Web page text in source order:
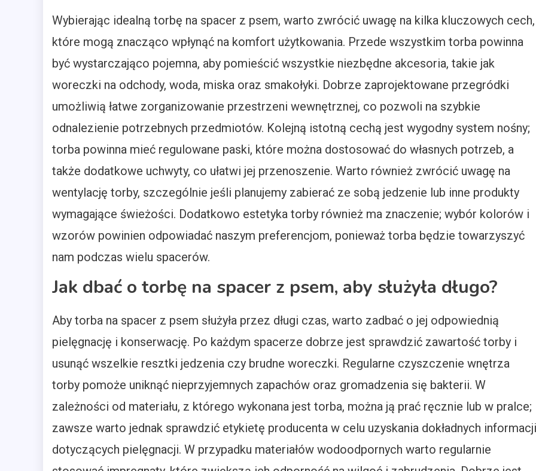
Wybierając idealną torbę na spacer z psem, warto zwrócić uwagę na kilka kluczowych cech,
które mogą znacząco wpłynąć na komfort użytkowania. Przede wszystkim torba powinna
być wystarczająco pojemna, aby pomieścić wszystkie niezbędne akcesoria, takie jak
woreczki na odchody, woda, miska oraz smakołyki. Dobrze zaprojektowane przegródki
umożliwią łatwe zorganizowanie przestrzeni wewnętrznej, co pozwoli na szybkie
odnalezienie potrzebnych przedmiotów. Kolejną istotną cechą jest wygodny system nośny;
torba powinna mieć regulowane paski, które można dostosować do własnych potrzeb, a
także dodatkowe uchwyty, co ułatwi jej przenoszenie. Warto również zwrócić uwagę na
wentylację torby, szczególnie jeśli planujemy zabierać ze sobą jedzenie lub inne produkty
wymagające świeżości. Dodatkowo estetyka torby również ma znaczenie; wybór kolorów i
wzorów powinien odpowiadać naszym preferencjom, ponieważ torba będzie towarzyszyć
nam podczas wielu spacerów.
Jak dbać o torbę na spacer z psem, aby służyła długo?
Aby torba na spacer z psem służyła przez długi czas, warto zadbać o jej odpowiednią
pielęgnację i konserwację. Po każdym spacerze dobrze jest sprawdzić zawartość torby i
usunąć wszelkie resztki jedzenia czy brudne woreczki. Regularne czyszczenie wnętrza
torby pomoże uniknąć nieprzyjemnych zapachów oraz gromadzenia się bakterii. W
zależności od materiału, z którego wykonana jest torba, można ją prać ręcznie lub w pralce;
zawsze warto jednak sprawdzić etykietę producenta w celu uzyskania dokładnych informacji
dotyczących pielęgnacji. W przypadku materiałów wodoodpornych warto regularnie